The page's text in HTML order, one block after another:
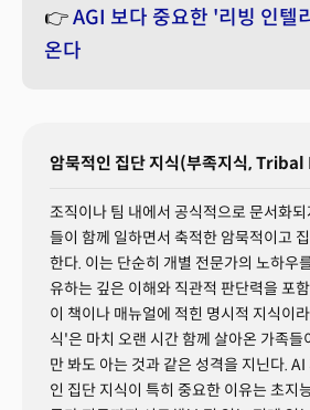
👉AGI 보다 중요한 '리빙 인텔
온다
암묵적인 집단 지식(부족지식,
조직이나 팀 내에서 공식적으로 문서화
들이 함께 일하면서 축적한 암묵적이고
한다. 이는 단순히 개별 전문가의 노하우
유하는 깊은 이해와 직관적 판단력을 포
이 책이나 매뉴얼에 적힌 명시적 지식이
식'은 마치 오랜 시간 함께 살아온 가족들
만 봐도 아는 것과 같은 성격을 지닌다.
인 집단 지식이 특히 중요한 이유는 초지